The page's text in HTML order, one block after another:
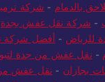
بالدمام - شركة
- شركة نقل عفش بجدة
للرياض - أفضل شركة
- نقل عفش من جدة
بجازان - نقل عفش